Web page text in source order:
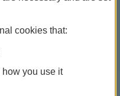
cookies that:
how you use it